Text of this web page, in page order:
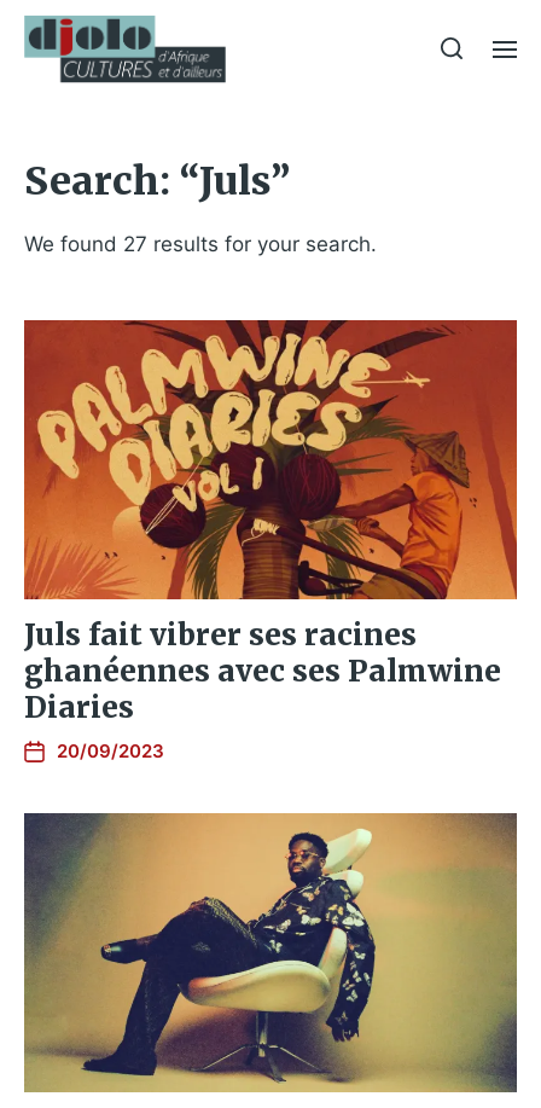
Search: “Juls”
We found 27 results for your search.
Juls fait vibrer ses racines
ghanéennes avec ses Palmwine
Diaries
20/09/2023